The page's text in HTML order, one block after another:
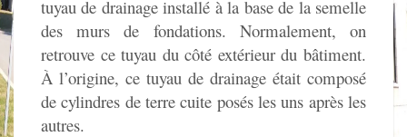
tuyau de drainage installé à la base de la semelle
des murs de fondations. Normalement, on
retrouve ce tuyau du côté extérieur du bâtiment.
À l’origine, ce tuyau de drainage était composé
de cylindres de terre cuite posés les uns après les
autres.